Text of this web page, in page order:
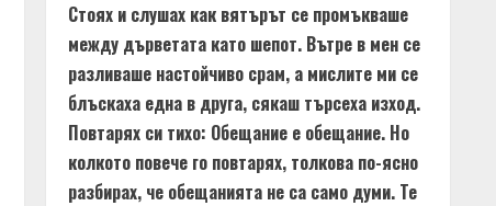
Стоях и слушах как вятърът се промъкваше
между дърветата като шепот. Вътре в мен се
разливаше настойчиво срам, а мислите ми се
блъскаха една в друга, сякаш търсеха изход.
Повтарях си тихо: Обещание е обещание. Но
колкото повече го повтарях, толкова по-ясно
разбирах, че обещанията не са само думи. Те